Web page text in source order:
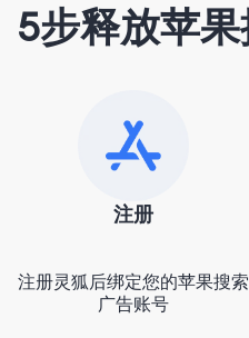
5步释放苹
注册
注册灵狐后绑定您的苹果搜索
广告账号